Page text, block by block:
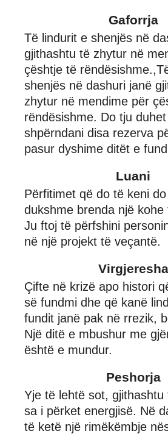
Gaforrja
Të lindurit e shenjës në
gjithashtu të zhytur në
çështje të
shenjës në dashuri janë
zhytur në mendime për
rëndësishme. Do tju
shpërndani disa rezerva
pasur dyshime ditët e
Luani
Përfitimet që do të keni
dukshme brenda një kohe
Ju ftoj të përfshini
në një projekt të veçantë.
Virgjeresha
Çifte në krizë apo histori
së fundmi dhe që kanë
fundit janë pak në rrezik,
Një ditë e mbushur me
është e mundur.
Peshorja
Yje të lehtë sot, gjithashtu
sa i përket energjisë. Në
të ketë një rimëkëmbje